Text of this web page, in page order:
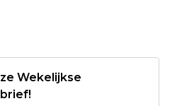
Wekelijkse